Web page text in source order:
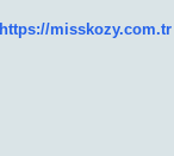
https://misskozy.com.tr